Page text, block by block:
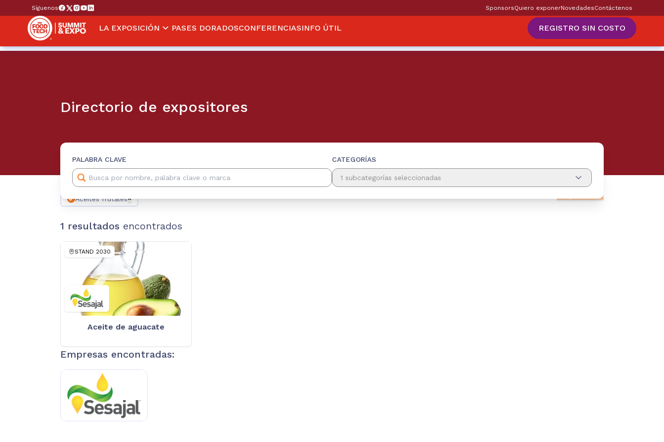
Síguenos SponsorsQuiero exponerNovedadesContáctenos
LA EXPOSICIÓN PASES DORADOSCONFERENCIASINFO ÚTIL REGISTRO SIN COSTO
Directorio de expositores
PALABRA CLAVE CATEGORÍAS
1 subcategorías seleccionadas
Aceites frutales✕ Limpiar filtros
1 resultados encontrados
STAND 2030
Aceite de aguacate
Empresas encontradas: